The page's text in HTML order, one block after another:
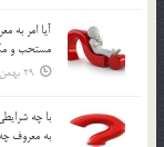
آيا امر به
مستحب و
29 بهمن 96
با چه
به معروف